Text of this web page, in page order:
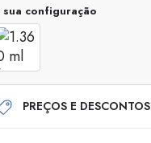
Airless
roll-on
sua configuração
PREÇOS E DESCONTOS